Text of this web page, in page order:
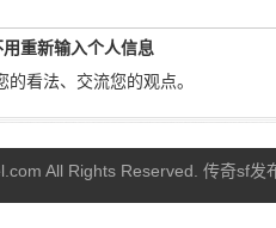
重新输入个人信息
看法、交流您的观点。
All Rights Reserved. 传奇sf发